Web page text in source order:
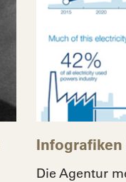
Die Agentur